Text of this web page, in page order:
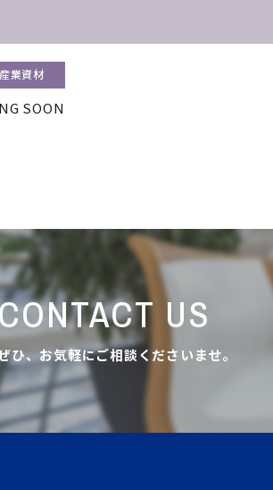
産業資材
SOON
US
ひ、お気軽にご相談くださいませ。